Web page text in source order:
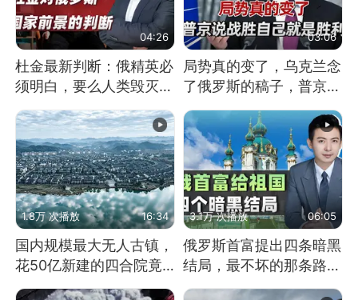
04:26
杜金最新判断：俄精英必
须明白，要么人类毁灭，
03:06
局势真的变了，乌克兰念
了俄罗斯的稿子，普京说
1.8万 次播放 16:34
国内规模最大无人古镇，
花50亿新建的四合院竟
没人住，发生了啥
3.1万 次播放 06:05
俄罗斯首富提出四条暗黑
结局，最不坏的那条路是
通向东方